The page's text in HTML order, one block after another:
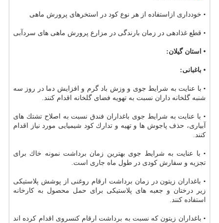
• خودداری ازاستفاده از هر نوع كود در استخرهای پرورش ماهی
• قطع غذادهی در زمان بارندگی در مزارع پرورش ماهی های سردآبی
• استان گیلان:
• باغبانی:
• با عنایت به شرایط جوی و وزش باد گرم و افزایش دما در روز سه
شنبه گلخانه داران نسبت به تهویه فضای گلخانه اقدام كنند.
• با عنایت به شرایط جوی باغداران فندق نسبت به اصلاح تشتك های
آبیاری، حذف پاجوش ها و تهیه و تدارك كود شیمیایی مورد نیاز اقدام
كنند.
• با عنایت به شرایط جوی بهترین زمان برداشت نمونه خاك برای
تجزیه و سفارش كودی در طول ماه جاری است.
• باغداران زیتون در زمان برداشت ارقام روغنی از پوشش پلاستیكی
زیر درختان و جعبه های پلاستیكی برای حمل محصول به كارخانه
استفاده كنند.
• باغداران زیتون كه نسبت به برداشت ارقام كنسروی اقدام كرده اند